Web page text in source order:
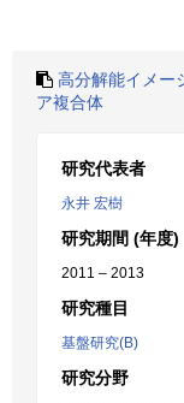
高分解能イメー
ア複合体
研究代表者
永井 宏樹
研究期間 (年度)
2011 – 2013
研究種目
基盤研究(B)
研究分野